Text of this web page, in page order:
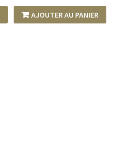
AJOUTER AU PANIER